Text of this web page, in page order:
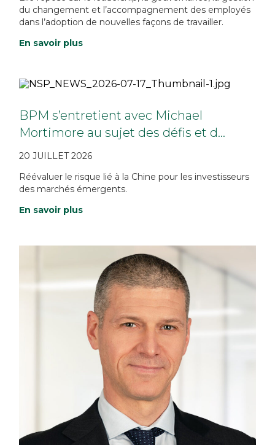
du changement et l’accompagnement des employés
dans l’adoption de nouvelles façons de travailler.
En savoir plus
BPM s’entretient avec Michael
Mortimore au sujet des défis et d…
20 JUILLET 2026
Réévaluer le risque lié à la Chine pour les investisseurs
des marchés émergents.
En savoir plus